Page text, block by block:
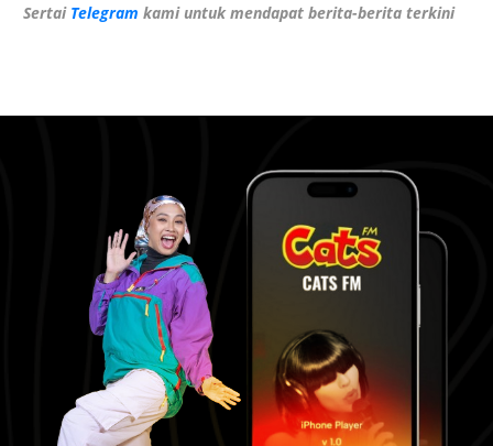
Sertai Telegram kami untuk mendapat berita-berita terkini